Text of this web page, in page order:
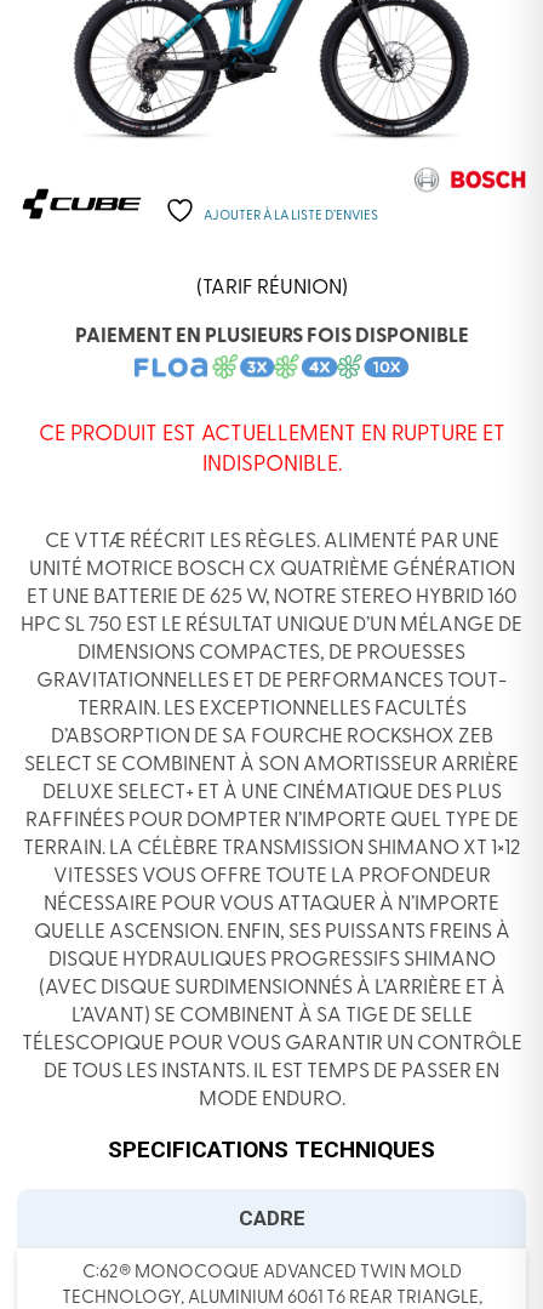
AJOUTER À LA LISTE D’ENVIES
(TARIF RÉUNION)
PAIEMENT EN PLUSIEURS FOIS DISPONIBLE
CE PRODUIT EST ACTUELLEMENT EN RUPTURE ET
INDISPONIBLE.
CE VTTÆ RÉÉCRIT LES RÈGLES. ALIMENTÉ PAR UNE
UNITÉ MOTRICE BOSCH CX QUATRIÈME GÉNÉRATION
ET UNE BATTERIE DE 625 W, NOTRE STEREO HYBRID 160
HPC SL 750 EST LE RÉSULTAT UNIQUE D’UN MÉLANGE DE
DIMENSIONS COMPACTES, DE PROUESSES
GRAVITATIONNELLES ET DE PERFORMANCES TOUT-
TERRAIN. LES EXCEPTIONNELLES FACULTÉS
D’ABSORPTION DE SA FOURCHE ROCKSHOX ZEB
SELECT SE COMBINENT À SON AMORTISSEUR ARRIÈRE
DELUXE SELECT+ ET À UNE CINÉMATIQUE DES PLUS
RAFFINÉES POUR DOMPTER N’IMPORTE QUEL TYPE DE
TERRAIN. LA CÉLÈBRE TRANSMISSION SHIMANO XT 1×12
VITESSES VOUS OFFRE TOUTE LA PROFONDEUR
NÉCESSAIRE POUR VOUS ATTAQUER À N’IMPORTE
QUELLE ASCENSION. ENFIN, SES PUISSANTS FREINS À
DISQUE HYDRAULIQUES PROGRESSIFS SHIMANO
(AVEC DISQUE SURDIMENSIONNÉS À L’ARRIÈRE ET À
L’AVANT) SE COMBINENT À SA TIGE DE SELLE
TÉLESCOPIQUE POUR VOUS GARANTIR UN CONTRÔLE
DE TOUS LES INSTANTS. IL EST TEMPS DE PASSER EN
MODE ENDURO.
SPECIFICATIONS TECHNIQUES
CADRE
C:62® MONOCOQUE ADVANCED TWIN MOLD
TECHNOLOGY, ALUMINIUM 6061 T6 REAR TRIANGLE,